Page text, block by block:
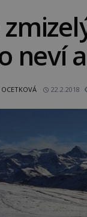
neví
22.2.2018